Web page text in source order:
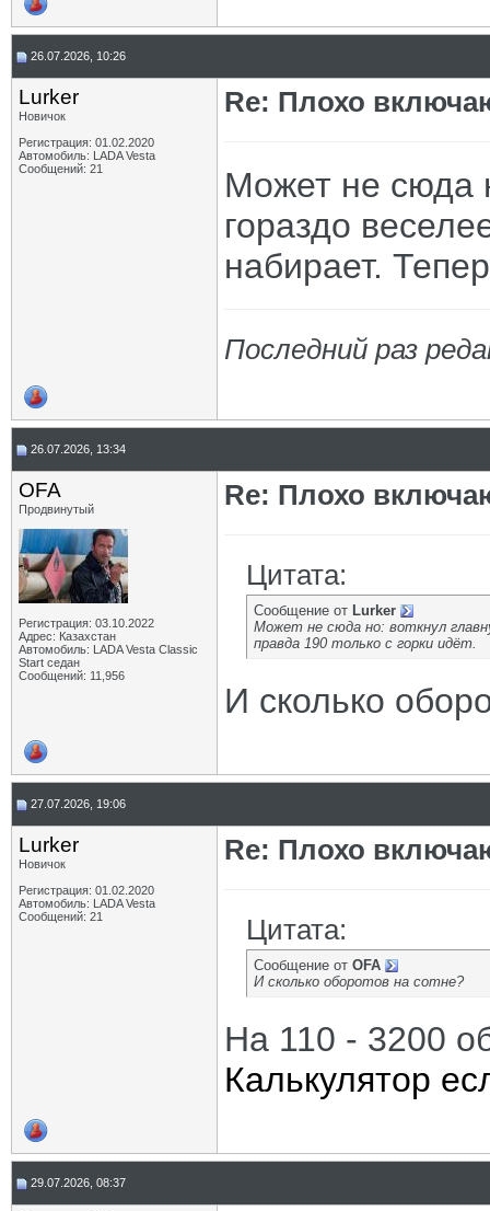
26.07.2026, 10:26
Lurker
Новичок
Регистрация: 01.02.2020
Автомобиль: LADA Vesta
Сообщений: 21
Re: Плохо
Может не сюда
гораздо
набирает.
Последний раз
26.07.2026, 13:34
OFA
Продвинутый
Регистрация: 03.10.2022
Адрес: Казахстан
Автомобиль: LADA Vesta Classic
Start седан
Сообщений: 11,956
Re: Плохо
Цитата:
Сообщение от Lurker
Может не сюда но: воткнул
правда 190 только с горки идёт.
И сколько
27.07.2026, 19:06
Lurker
Новичок
Регистрация: 01.02.2020
Автомобиль: LADA Vesta
Сообщений: 21
Re: Плохо
Цитата:
Сообщение от OFA
И сколько оборотов на сотне?
На 110 - 3200
Калькулятор
29.07.2026, 08:37